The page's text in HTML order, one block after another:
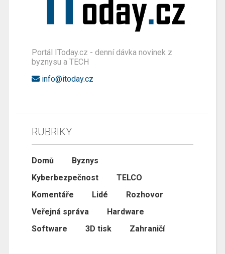
Portál IToday.cz - denní dávka novinek z
byznysu a TECH
info@itoday.cz
RUBRIKY
Domů
Byznys
Kyberbezpečnost
TELCO
Komentáře
Lidé
Rozhovor
Veřejná správa
Hardware
Software
3D tisk Zahraničí